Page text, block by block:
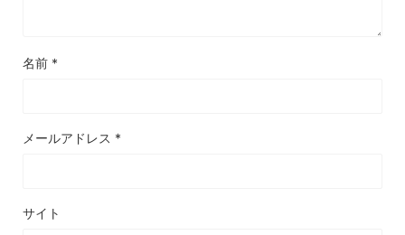
名前 *
メールアドレス *
サイト